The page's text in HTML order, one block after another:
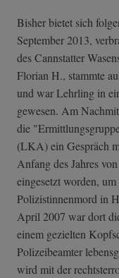
Bisher bietet sich
September 2013,
des Cannstatter
Florian H., stammte
und war Lehrling in
gewesen. Am
die
(LKA) ein Gespräch
Anfang des Jahres
eingesetzt worden,
Polizistinnenmord in
April 2007 war dort
einem gezielten
Polizeibeamter
wird mit der